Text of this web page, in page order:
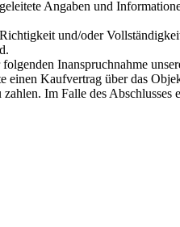
Angaben und
und/oder
Inanspruchnahme
einen Kaufvertrag über das
Im Falle des